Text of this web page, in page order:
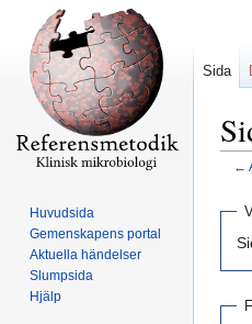
←
sök
Sida
Huvudsida
Gemenskapens portal
Aktuella händelser
Slumpsida
Hjälp